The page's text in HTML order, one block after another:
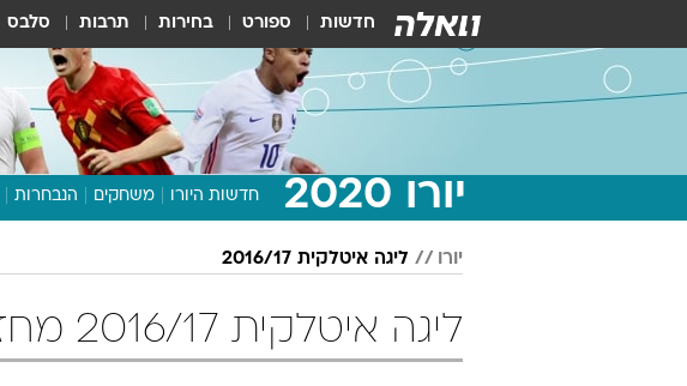
חדשות ספורט בחירות תרבות סלבס
יורו 2020 חדשות היורו משחקים הנבחרות
יורו ליגה איטלקית 2016/17
ליגה איטלקית 2016/17 מחזור 18 כדורגל